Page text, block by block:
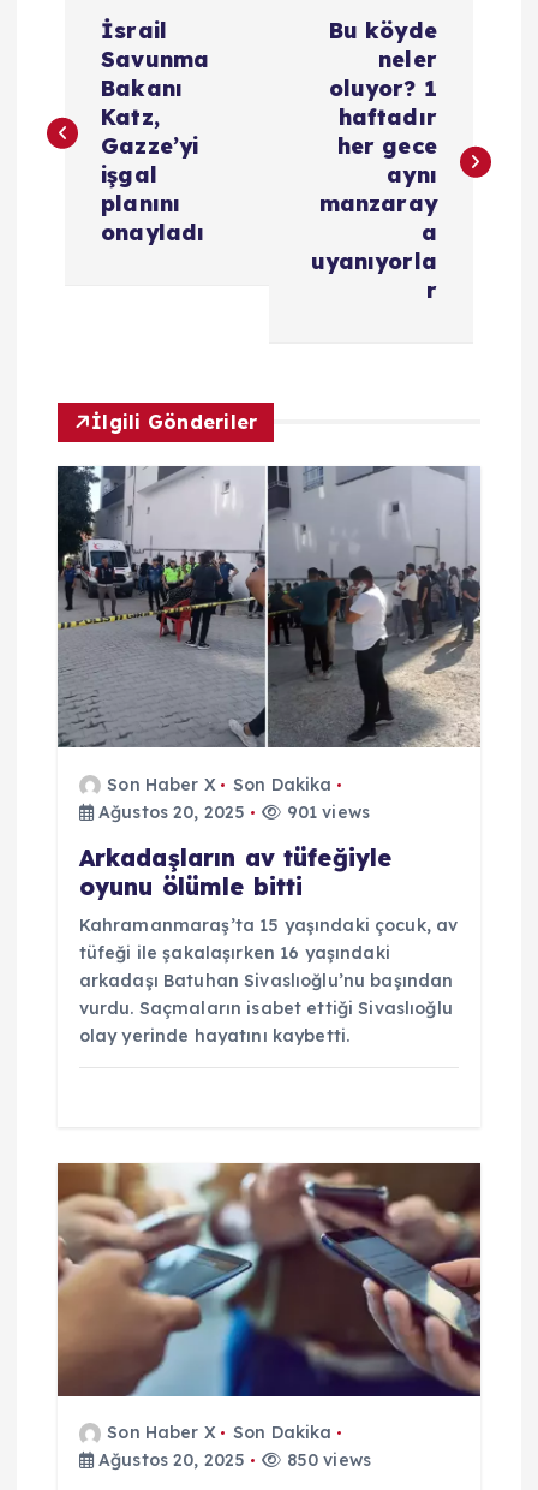
z
n
m
e
s
İsrail
Savunma
Bakanı
Katz,
Gazze’yi
işgal
planını
onayladı
Bu köyde
neler
oluyor? 1
haftadır
her gece
aynı
manzaray
a
uyanıyorla
r
İlgili Gönderiler
Son Haber X
Son Dakika
Ağustos 20, 2025
901 views
Arkadaşların av tüfeğiyle
oyunu ölümle bitti
Kahramanmaraş’ta 15 yaşındaki çocuk, av
tüfeği ile şakalaşırken 16 yaşındaki
arkadaşı Batuhan Sivaslıoğlu’nu başından
vurdu. Saçmaların isabet ettiği Sivaslıoğlu
olay yerinde hayatını kaybetti.
Son Haber X
Son Dakika
Ağustos 20, 2025
850 views